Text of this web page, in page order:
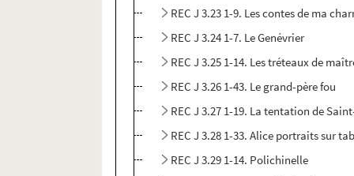
REC J 3.23 1-9. Les contes de ma
REC J 3.24 1-7. Le Genévrier
REC J 3.25 1-14. Les tréteaux de
REC J 3.26 1-43. Le grand-père fou
REC J 3.27 1-19. La tentation de
REC J 3.28 1-33. Alice portraits sur
REC J 3.29 1-14. Polichinelle